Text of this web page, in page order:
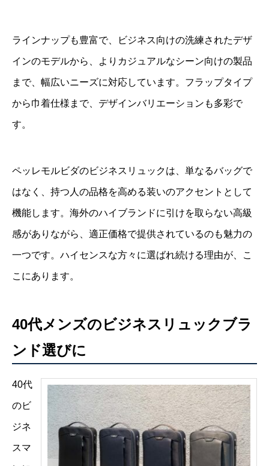
ラインナップも豊富で、ビジネス向けの洗練されたデザ
インのモデルから、よりカジュアルなシーン向けの製品
まで、幅広いニーズに対応しています。フラップタイプ
から巾着仕様まで、デザインバリエーションも多彩で
す。
ペッレモルビダのビジネスリュックは、単なるバッグで
はなく、持つ人の品格を高める装いのアクセントとして
機能します。海外のハイブランドに引けを取らない高級
感がありながら、適正価格で提供されているのも魅力の
一つです。ハイセンスな方々に選ばれ続ける理由が、こ
こにあります。
40代メンズのビジネスリュックブラ
ンド選びに
40代
のビ
ジネ
スマ